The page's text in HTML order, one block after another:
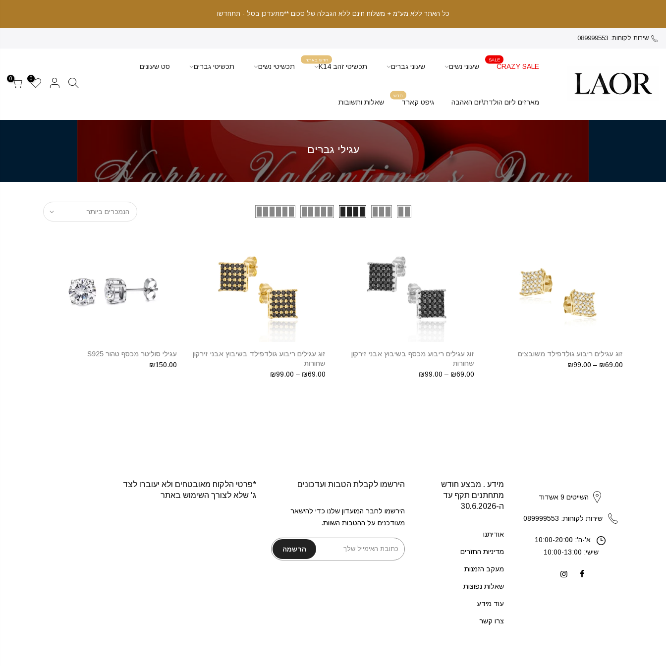
כל האתר ללא מע"מ + משלוח חינם ללא הגבלה של סכום **מתעדכן בסל - תתחדשו
שירות לקוחות: 089999553
CRAZY SALE
SALE
שעוני נשים שעוני גברים תכשיטי זהב K14
חדש באתר!
תכשיטי נשים תכשיטי גברים סט שעונים
מארזים ליום הולדת\יום האהבה גיפט קארד
חדש
שאלות ותשובות
0
0
עגילי גברים
הנמכרים ביותר
זוג עגילים ריבוע גולדפילד משובצים
₪69.00 – ₪99.00
זוג עגילים ריבוע מכסף בשיבוץ אבני זירקון
שחורות
₪69.00 – ₪99.00
זוג עגילים ריבוע גולדפילד בשיבוץ אבני זירקון
שחורות
₪69.00 – ₪99.00
עגילי סוליטר מכסף טהור S925
₪150.00
השייטים 9 אשדוד
שירות לקוחות: 089999553
א'-ה': 10:00-20:00
שישי: 10:00-13:00
מידע . מבצע חודש
מתחתנים תקף עד
ה-30.6.2026
אודיתנו
מדיניות החזרים
מעקב הזמנות
שאלות נפוצות
עוד מידע
צרו קשר
הירשמו לקבלת הטבות ועדכונים
הירשמו לחבר המועדון שלנו כדי להישאר
מעודכנים על ההטבות השוות.
הרשמה
*פרטי הלקוח מאובטחים ולא יעוברו לצד
ג' שלא לצורך השימוש באתר